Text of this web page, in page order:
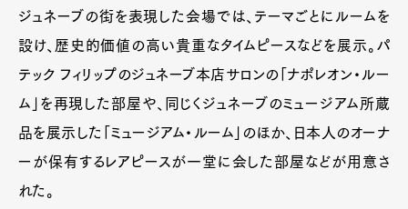
ジュネーブの街を表現した会場では、テーマごとにルームを
設け、歴史的価値の高い貴重なタイムピースなどを展示。パ
テック フィリップのジュネーブ本店サロンの「ナポレオン・ルー
ム」を再現した部屋や、同じくジュネーブのミュージアム所蔵
品を展示した「ミュージアム・ルーム」のほか、日本人のオーナ
ーが保有するレアピースが一堂に会した部屋などが用意さ
れた。